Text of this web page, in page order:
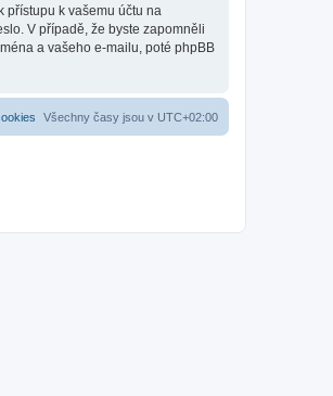
přístupu k vašemu účtu na
V případě, že byste zapomněli
a vašeho e-mailu, poté phpBB
Všechny časy jsou v UTC+02:00